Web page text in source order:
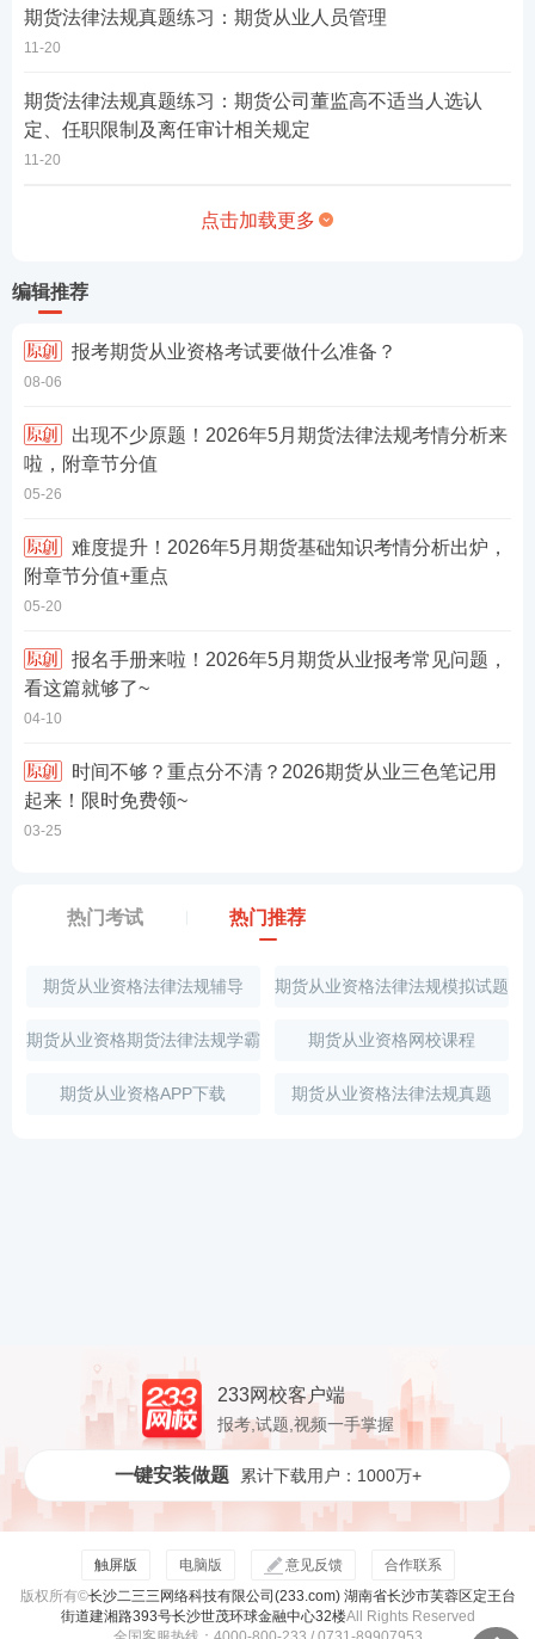
期货法律法规真题练习：期货从业人员管理
11-20
期货法律法规真题练习：期货公司董监高不适当人选认
定、任职限制及离任审计相关规定
11-20
点击加载更多
编辑推荐
报考期货从业资格考试要做什么准备？
08-06
啦，附章节分值
05-26
附章节分值+重点
05-20
看这篇就够了~
04-10
起来！限时免费领~
03-25
热门考试 热门推荐
期货从业资格法律法规辅导 期货从业资格法律法规模拟试题
期货从业资格期货法律法规学霸
笔记
期货从业资格网校课程
期货从业资格APP下载 期货从业资格法律法规真题
233网校客户端
报考,试题,视频一手掌握
一键安装做题 累计下载用户：1000万+
触屏版 电脑版 意见反馈
合作联系
版权所有©长沙二三三网络科技有限公司(233.com) 湖南省长沙市芙蓉区定王台
街道建湘路393号长沙世茂环球金融中心32楼All Rights Reserved